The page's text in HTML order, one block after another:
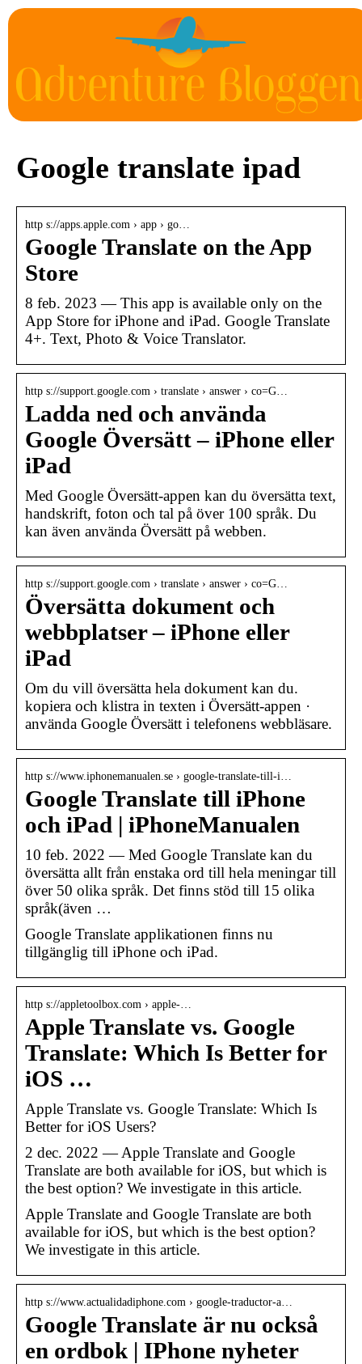
Google translate ipad
http s://apps.apple.com › app › go…
Google Translate on the App
Store
8 feb. 2023 — This app is available only on the
App Store for iPhone and iPad. Google Translate
4+. Text, Photo & Voice Translator.
http s://support.google.com › translate › answer › co=G…
Ladda ned och använda
Google Översätt – iPhone eller
iPad
Med Google Översätt-appen kan du översätta text,
handskrift, foton och tal på över 100 språk. Du
kan även använda Översätt på webben.
http s://support.google.com › translate › answer › co=G…
Översätta dokument och
webbplatser – iPhone eller
iPad
Om du vill översätta hela dokument kan du.
kopiera och klistra in texten i Översätt-appen ·
använda Google Översätt i telefonens webbläsare.
http s://www.iphonemanualen.se › google-translate-till-i…
Google Translate till iPhone
och iPad | iPhoneManualen
10 feb. 2022 — Med Google Translate kan du
översätta allt från enstaka ord till hela meningar till
över 50 olika språk. Det finns stöd till 15 olika
språk(även …
Google Translate applikationen finns nu
tillgänglig till iPhone och iPad.
http s://appletoolbox.com › apple-…
Apple Translate vs. Google
Translate: Which Is Better for
iOS …
Apple Translate vs. Google Translate: Which Is
Better for iOS Users?
2 dec. 2022 — Apple Translate and Google
Translate are both available for iOS, but which is
the best option? We investigate in this article.
Apple Translate and Google Translate are both
available for iOS, but which is the best option?
We investigate in this article.
http s://www.actualidadiphone.com › google-traductor-a…
Google Translate är nu också
en ordbok | IPhone nyheter